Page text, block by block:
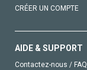
CRÉER UN COMPTE
AIDE & SUPPORT
Contactez-nous / FAQ